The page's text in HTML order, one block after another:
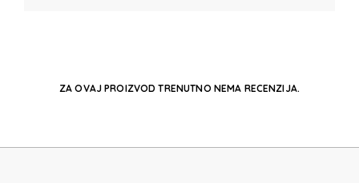
ZA OVAJ PROIZVOD TRENUTNO NEMA RECENZIJA.